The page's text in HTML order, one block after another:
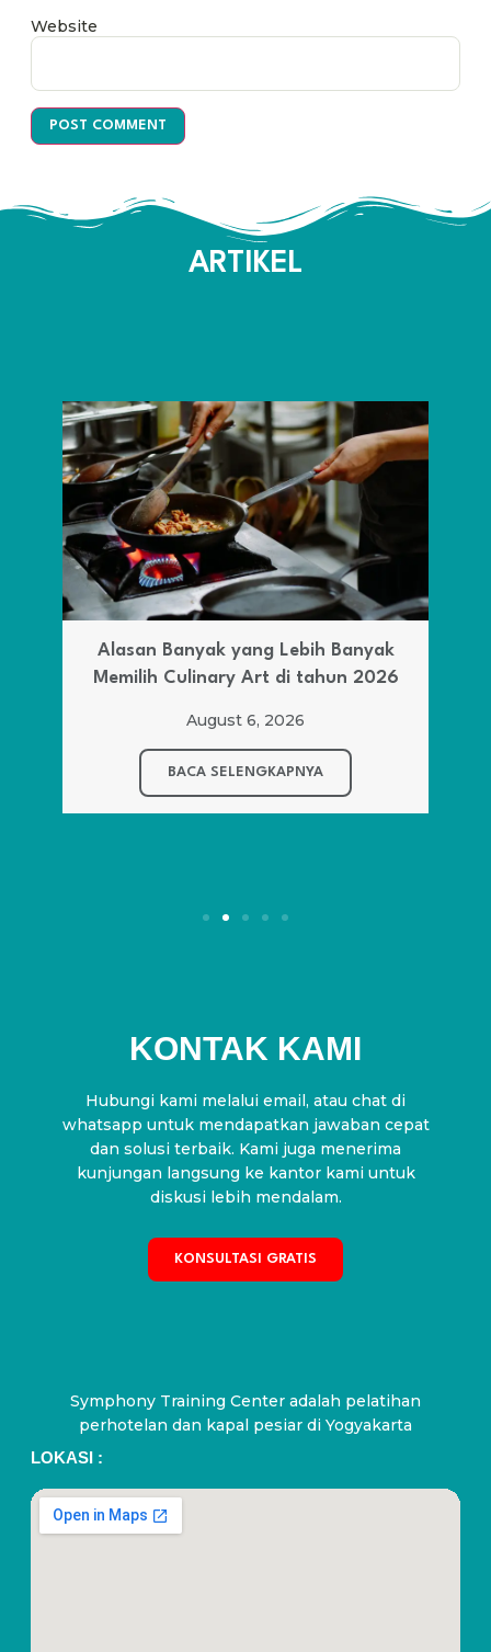
Website
ARTIKEL
Alasan Banyak yang Lebih Banyak
Memilih Culinary Art di tahun 2026
August 6, 2026
BACA SELENGKAPNYA
KONTAK KAMI
Hubungi kami melalui email, atau chat di
whatsapp untuk mendapatkan jawaban cepat
dan solusi terbaik. Kami juga menerima
kunjungan langsung ke kantor kami untuk
diskusi lebih mendalam.
KONSULTASI GRATIS
Symphony Training Center adalah pelatihan
perhotelan dan kapal pesiar di Yogyakarta
LOKASI :